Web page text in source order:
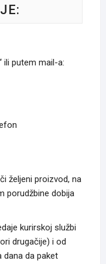
ili putem mail-a:
željeni proizvod, na
porudžbine dobija
kurirskoj službi
drugačije) i od
dana da paket